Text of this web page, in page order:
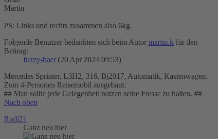
Martin
PS: Links und rechts zusammen also 6kg.
Folgende Benutzer bedankten sich beim Autor martin.k für den
Beitrag:
fuzzy-baer (20 Apr 2024 09:53)
Mercedes Sprinter, L3H2, 316, Bj2017, Automatik, Kastenwagen.
Zum 4-Personen Reisemobil ausgebaut.
## Man sollte jede Gelegenheit nutzen seine Fresse zu halten. ##
Nach oben
Rudi21
Ganz neu hier